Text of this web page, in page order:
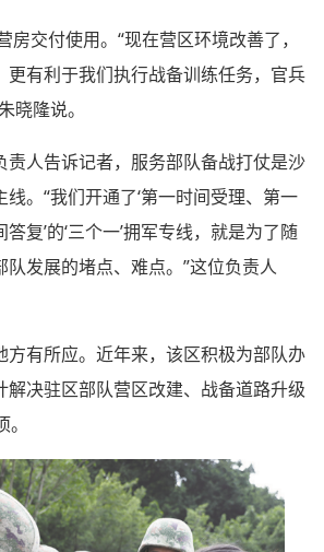
房交付使用。“现在营区环境改善了，
更有利于我们执行战备训练任务，官兵
晓隆说。
责人告诉记者，服务部队备战打仗是沙
。“我们开通了‘第一时间受理、第一
复’的‘三个一’拥军专线，就是为了随
队发展的堵点、难点。”这位负责人
方有所应。近年来，该区积极为部队办
解决驻区部队营区改建、战备道路升级